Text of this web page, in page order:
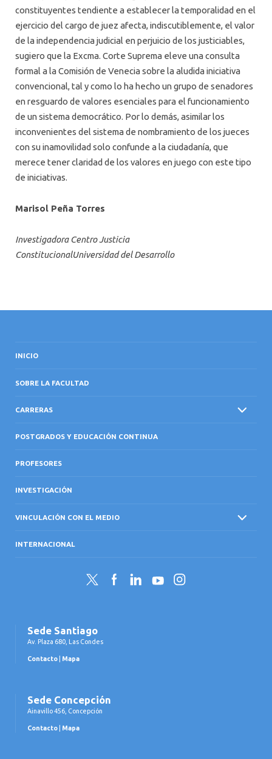
constituyentes tendiente a establecer la temporalidad en el
ejercicio del cargo de juez afecta, indiscutiblemente, el valor
de la independencia judicial en perjuicio de los justiciables,
sugiero que la Excma. Corte Suprema eleve una consulta
formal a la Comisión de Venecia sobre la aludida iniciativa
convencional, tal y como lo ha hecho un grupo de senadores
en resguardo de valores esenciales para el funcionamiento
de un sistema democrático. Por lo demás, asimilar los
inconvenientes del sistema de nombramiento de los jueces
con su inamovilidad solo confunde a la ciudadanía, que
merece tener claridad de los valores en juego con este tipo
de iniciativas.
Marisol Peña Torres
Investigadora Centro Justicia
ConstitucionalUniversidad del Desarrollo
INICIO
SOBRE LA FACULTAD
CARRERAS
POSTGRADOS Y EDUCACIÓN CONTINUA
PROFESORES
INVESTIGACIÓN
VINCULACIÓN CON EL MEDIO
INTERNACIONAL
Twitter FacebookLinkedInYouTubeInstagram
Sede Santiago
Av. Plaza 680, Las Condes
Contacto Mapa
Sede Concepción
Ainavillo 456, Concepción
Contacto Mapa